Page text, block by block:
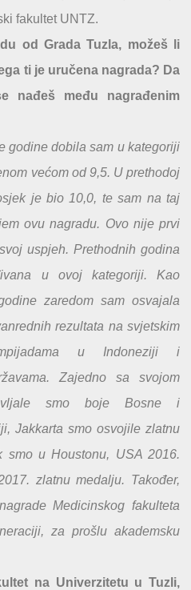
fakultet UNTZ.
od Grada Tuzla, možeš li
ti je uručena nagrada? Da
među nagrađenim
godine dobila sam u kategoriji
većom od 9,5. U prethodoj
je bio 10,0, te sam na taj
ovu nagradu. Ovo nije prvi
uspjeh. Prethodnih godina
u ovoj kategoriji. Kao
zaredom sam osvajala
rezultata na svjetskim
u Indoneziji i
Zajedno sa svojom
smo boje Bosne i
Jakkarta smo osvojile zlatnu
smo u Houstonu, USA 2016.
zlatnu medalju. Također,
Medicinskog fakulteta
za prošlu akademsku
na Univerzitetu u Tuzli,